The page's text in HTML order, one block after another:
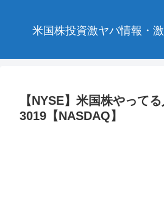
米国株投資激ヤバ情報・
【NYSE】米国株やって
3019【NASDAQ】